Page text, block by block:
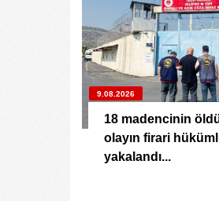
9.08.2026
18 madencinin
olayın firari
yakalandı...